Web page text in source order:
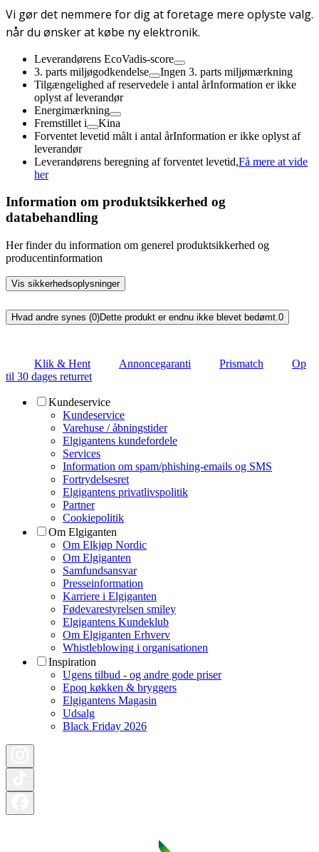
Vi gør det nemmere for dig at foretage mere oplyste valg.
når du ønsker at købe ny elektronik.
Leverandørens EcoVadis-score
3. parts miljøgodkendelse
Ingen 3. parts miljømærkning
Tilgængelighed af reservedele i antal årInformation er ikke
oplyst af leverandør
Energimærkning
Fremstillet i
Kina
Forventet levetid målt i antal årInformation er ikke oplyst af
leverandør
Leverandørens beregning af forventet levetid,Få mere at vide
her
Information om produktsikkerhed og
databehandling
Her finder du information om generel produktsikkerhed og
producentinformation
Vis sikkerhedsoplysninger
Hvad andre synes (0)Dette produkt er endnu ikke blevet bedømt. 0
Klik & Hent Annoncegaranti Prismatch
Op
til 30 dages returret
Kundeservice
Kundeservice
Varehuse / åbningstider
Elgigantens kundefordele
Services
Information om spam/phishing-emails og SMS
Fortrydelsesret
Elgigantens privatlivspolitik
Partner
Cookiepolitik
Om Elgiganten
Om Elkjøp Nordic
Om Elgiganten
Samfundsansvar
Presseinformation
Karriere i Elgiganten
Fødevarestyrelsen smiley
Elgigantens Kundeklub
Om Elgiganten Erhverv
Whistleblowing i organisationen
Inspiration
Ugens tilbud - og andre gode priser
Epoq køkken & bryggers
Elgigantens Magasin
Udsalg
Black Friday 2026